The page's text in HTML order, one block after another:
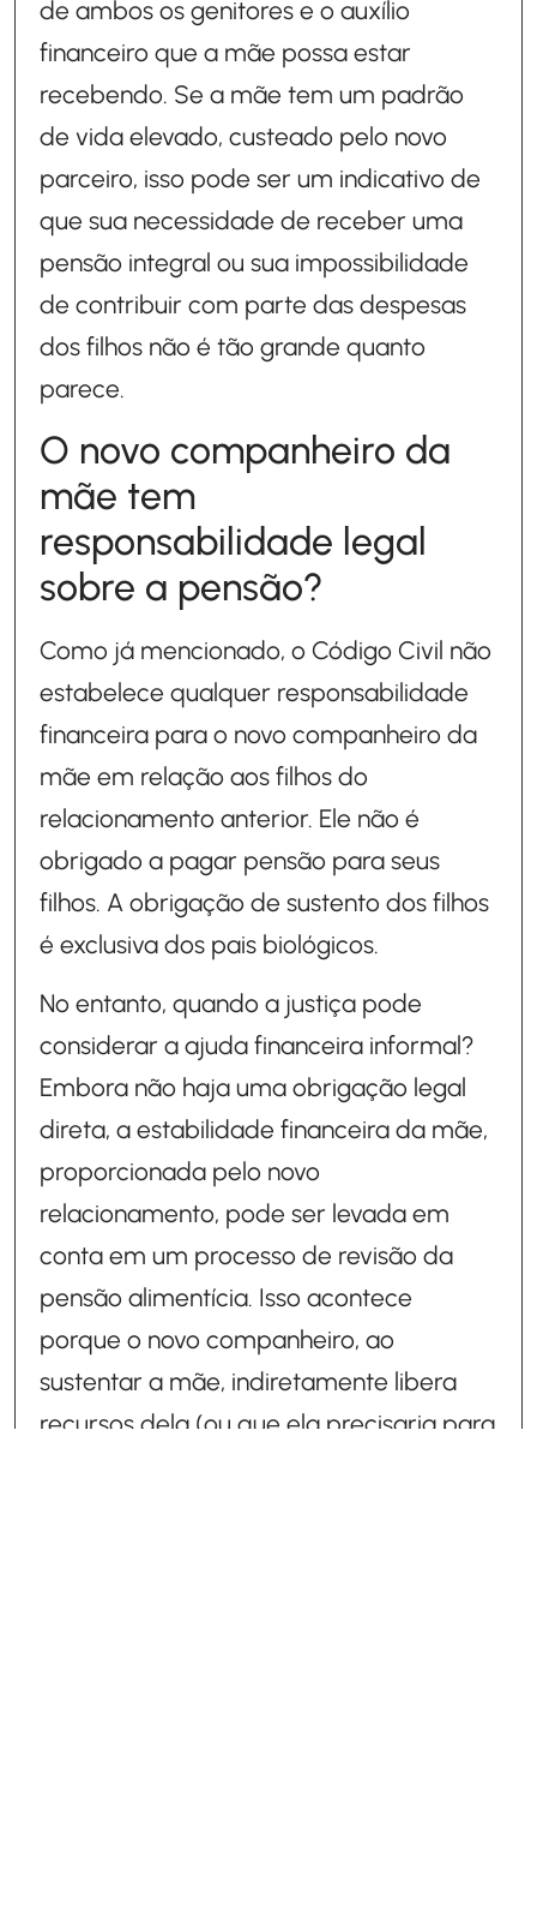
de ambos os genitores e o auxílio
financeiro que a mãe possa estar
recebendo. Se a mãe tem um padrão
de vida elevado, custeado pelo novo
parceiro, isso pode ser um indicativo de
que sua necessidade de receber uma
pensão integral ou sua impossibilidade
de contribuir com parte das despesas
dos filhos não é tão grande quanto
parece.
O novo companheiro da
mãe tem
responsabilidade legal
sobre a pensão?
Como já mencionado, o Código Civil não
estabelece qualquer responsabilidade
financeira para o novo companheiro da
mãe em relação aos filhos do
relacionamento anterior. Ele não é
obrigado a pagar pensão para seus
filhos. A obrigação de sustento dos filhos
é exclusiva dos pais biológicos.
No entanto, quando a justiça pode
considerar a ajuda financeira informal?
Embora não haja uma obrigação legal
direta, a estabilidade financeira da mãe,
proporcionada pelo novo
relacionamento, pode ser levada em
conta em um processo de revisão da
pensão alimentícia. Isso acontece
porque o novo companheiro, ao
sustentar a mãe, indiretamente libera
recursos dela (ou que ela precisaria para